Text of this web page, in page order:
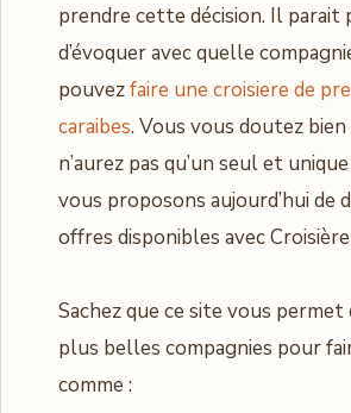
prendre cette décision. Il parait
d’évoquer avec quelle
pouvezfaire une croisiere de
caraibes. Vous vous doutez
n’aurez pas qu’un seul et
vous proposons aujourd’hui de
offres disponibles avec
Sachez que ce site vous permet
plus belles compagnies pour
comme :